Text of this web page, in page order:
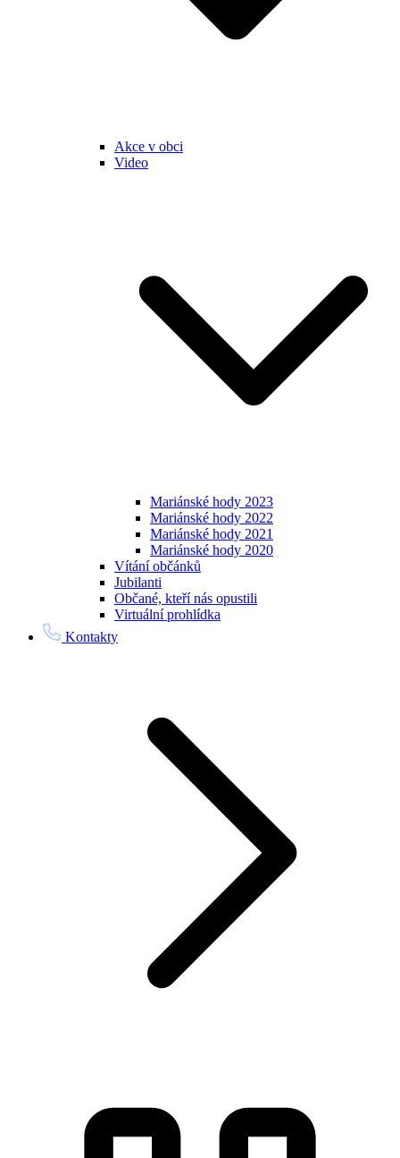
Akce v obci
Video
Mariánské hody 2023
Mariánské hody 2022
Mariánské hody 2021
Mariánské hody 2020
Vítání občánků
Jubilanti
Občané, kteří nás opustili
Virtuální prohlídka
Kontakty